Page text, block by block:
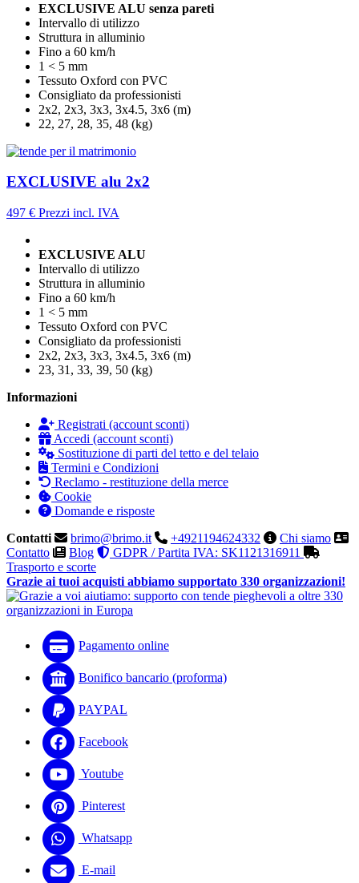
EXCLUSIVE ALU senza pareti
Intervallo di utilizzo
Struttura in alluminio
Fino a 60 km/h
1 < 5 mm
Tessuto Oxford con PVC
Consigliato da professionisti
2x2, 2x3, 3x3, 3x4.5, 3x6 (m)
22, 27, 28, 35, 48 (kg)
EXCLUSIVE alu 2x2
497 € Prezzi incl. IVA
EXCLUSIVE ALU
Intervallo di utilizzo
Struttura in alluminio
Fino a 60 km/h
1 < 5 mm
Tessuto Oxford con PVC
Consigliato da professionisti
2x2, 2x3, 3x3, 3x4.5, 3x6 (m)
23, 31, 33, 39, 50 (kg)
Informazioni
Registrati (account sconti)
Accedi (account sconti)
Sostituzione di parti del tetto e del telaio
Termini e Condizioni
Reclamo - restituzione della merce
Cookie
Domande e risposte
Contatti
brimo@brimo.it +4921194624332
Chi siamo
Contatto
Blog
GDPR / Partita IVA: SK1121316911
Trasporto e scorte
Grazie ai tuoi acquisti abbiamo supportato 330 organizzazioni!
Pagamento online
Bonifico bancario (proforma)
PAYPAL
Facebook
Youtube
Pinterest
Whatsapp
E-mail